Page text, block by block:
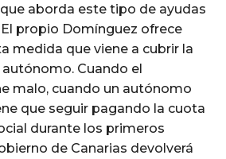
aborda este tipo de ayudas
propio Domínguez ofrece
medida que viene a cubrir la
Cuando el
malo, cuando un autónomo
que seguir pagando la cuota
durante los primeros
de Canarias devolverá